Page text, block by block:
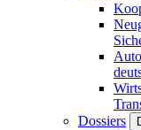
Dossiers